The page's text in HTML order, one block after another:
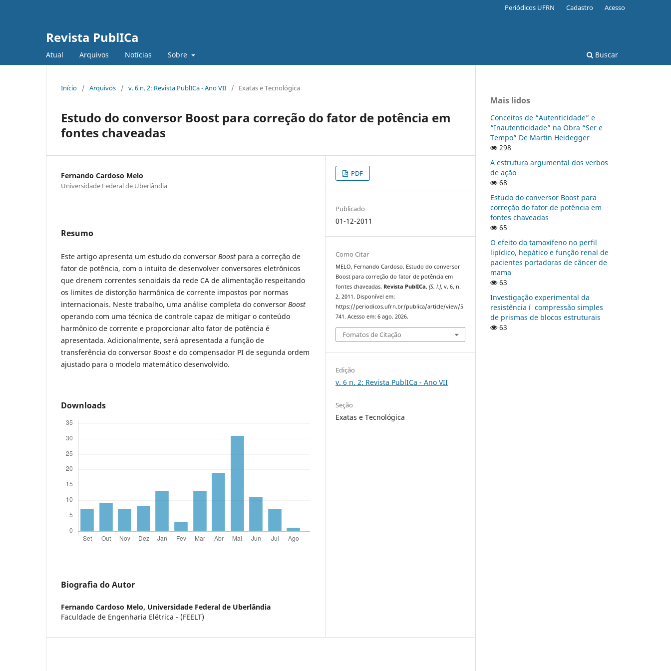
Revista PublICa
Atual Arquivos Notícias Sobre Buscar
Periódicos UFRN Cadastro Acesso
Início / Arquivos / v. 6 n. 2: Revista PublICa - Ano VII / Exatas e Tecnológica
Estudo do conversor Boost para correção do fator de potência em
fontes chaveadas
Fernando Cardoso Melo
Universidade Federal de Uberlândia
Resumo
Este artigo apresenta um estudo do conversor Boost para a correção de
fator de potência, com o intuito de desenvolver conversores eletrônicos
que drenem correntes senoidais da rede CA de alimentação respeitando
os limites de distorção harmônica de corrente impostos por normas
internacionais. Neste trabalho, uma análise completa do conversor Boost
operando com uma técnica de controle capaz de mitigar o conteúdo
harmônico de corrente e proporcionar alto fator de potência é
apresentada. Adicionalmente, será apresentada a função de
transferência do conversor Boost e do compensador PI de segunda ordem
ajustado para o modelo matemático desenvolvido.
Downloads
Biografia do Autor
Fernando Cardoso Melo, Universidade Federal de Uberlândia
Faculdade de Engenharia Elétrica - (FEELT)
PDF
Publicado
01-12-2011
Como Citar
MELO, Fernando Cardoso. Estudo do conversor
Boost para correção do fator de potência em
fontes chaveadas. Revista PublICa,[S. l.], v. 6, n.
2, 2011. Disponível em:
https://periodicos.ufrn.br/publica/article/view/5
741. Acesso em: 6 ago. 2026.
Fomatos de Citação
Edição
v. 6 n. 2: Revista PublICa - Ano VII
Seção
Exatas e Tecnológica
Mais lidos
Conceitos de “Autenticidade” e
“Inautenticidade” na Obra “Ser e
Tempo” De Martin Heidegger
298
A estrutura argumental dos verbos
de ação
68
Estudo do conversor Boost para
correção do fator de potência em
fontes chaveadas
65
O efeito do tamoxifeno no perfil
lipí­dico, hepático e função renal de
pacientes portadoras de câncer de
mama
63
Investigação experimental da
resistência í compressão simples
de prismas de blocos estruturais
63